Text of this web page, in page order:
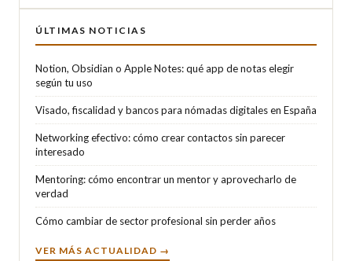
ÚLTIMAS NOTICIAS
Notion, Obsidian o Apple Notes: qué app de notas elegir
según tu uso
Visado, fiscalidad y bancos para nómadas digitales en España
Networking efectivo: cómo crear contactos sin parecer
interesado
Mentoring: cómo encontrar un mentor y aprovecharlo de
verdad
Cómo cambiar de sector profesional sin perder años
VER MÁS ACTUALIDAD →